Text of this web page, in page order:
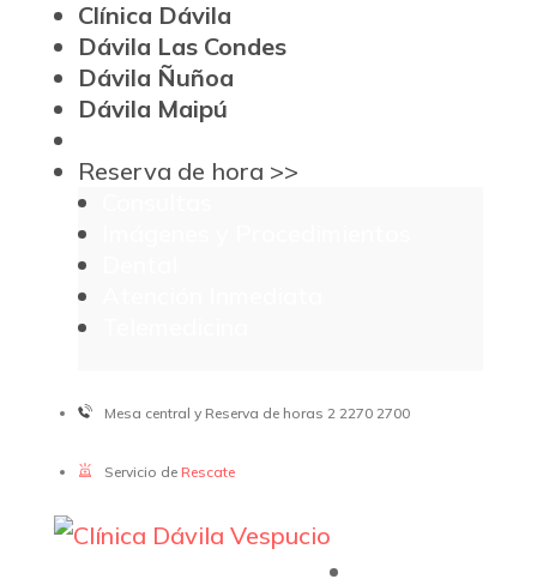
Clínica Dávila
Dávila Las Condes
Dávila Ñuñoa
Dávila Maipú
Reserva de hora >>
Mesa central y Reserva de horas 2 2270 2700
Servicio deRescate